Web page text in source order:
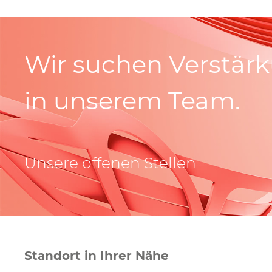
Wir suchen
in unserem Team.
Unsere offenen Stellen
Standort in Ihrer Nähe